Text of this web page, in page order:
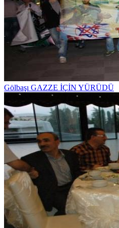
Gölbaşı GAZZE İÇİN YÜRÜDÜ